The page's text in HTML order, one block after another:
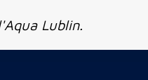
Lublin.